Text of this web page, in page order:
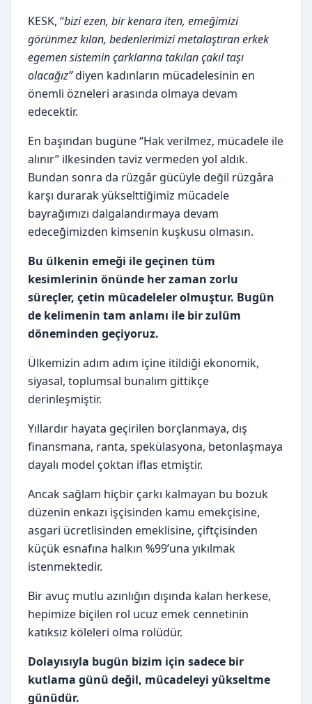
KESK, “bizi ezen, bir kenara iten, emeğimizi
görünmez kılan, bedenlerimizi metalaştıran erkek
egemen sistemin çarklarına takılan çakıl taşı
olacağız”diyen kadınların mücadelesinin en
önemli özneleri arasında olmaya devam
edecektir.
En başından bugüne “Hak verilmez, mücadele ile
alınır” ilkesinden taviz vermeden yol aldık.
Bundan sonra da rüzgâr gücüyle değil rüzgâra
karşı durarak yükselttiğimiz mücadele
bayrağımızı dalgalandırmaya devam
edeceğimizden kimsenin kuşkusu olmasın.
Bu ülkenin emeği ile geçinen tüm
kesimlerinin önünde her zaman zorlu
süreçler, çetin mücadeleler olmuştur. Bugün
de kelimenin tam anlamı ile bir zulüm
döneminden geçiyoruz.
Ülkemizin adım adım içine itildiği ekonomik,
siyasal, toplumsal bunalım gittikçe
derinleşmiştir.
Yıllardır hayata geçirilen borçlanmaya, dış
finansmana, ranta, spekülasyona, betonlaşmaya
dayalı model çoktan iflas etmiştir.
Ancak sağlam hiçbir çarkı kalmayan bu bozuk
düzenin enkazı işçisinden kamu emekçisine,
asgari ücretlisinden emeklisine, çiftçisinden
küçük esnafına halkın %99’una yıkılmak
istenmektedir.
Bir avuç mutlu azınlığın dışında kalan herkese,
hepimize biçilen rol ucuz emek cennetinin
katıksız köleleri olma rolüdür.
Dolayısıyla bugün bizim için sadece bir
kutlama günü değil, mücadeleyi yükseltme
günüdür.